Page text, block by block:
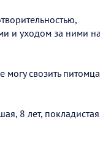
и уходом за ними на
могу свозить
8 лет, покладистая.